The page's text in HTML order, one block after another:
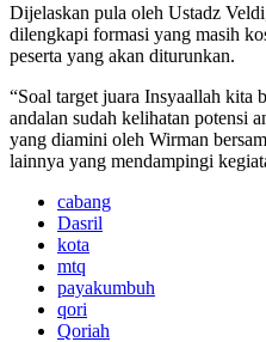
Dijelaskan pula oleh Ustadz
dilengkapi formasi yang masih
peserta yang akan diturunkan.
“Soal target juara Insyaallah kita
andalan sudah kelihatan potensi
yang diamini oleh Wirman
lainnya yang mendampingi
cabang
Dasril
kota
mtq
payakumbuh
qori
Qoriah